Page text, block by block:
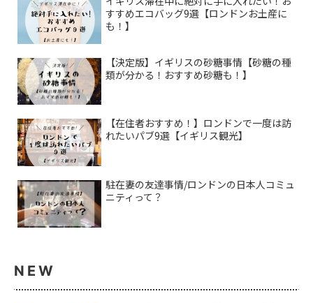
すすめエコバッグ9選【ロンドンお土産に
も！】
【決定版】イギリスの砂糖事情【砂糖の種
類が分かる！おすすめ砂糖も！】
【在住者おすすめ！】ロンドンで一度は訪
れたいパブ9選【イギリス観光】
駐在妻の友達事情/ロンドンの日本人コミュ
ニティって？
NEW